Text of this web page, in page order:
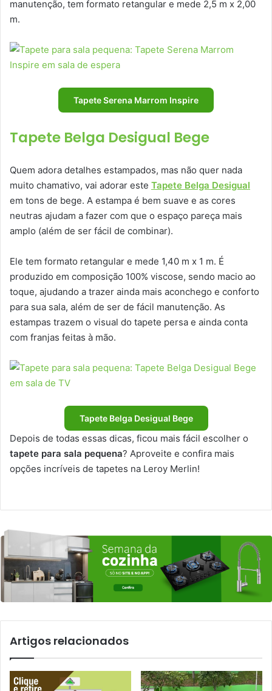
manutenção, tem formato retangular e mede 2,5 m x 2,00
m.
Tapete Serena Marrom Inspire
Tapete Belga Desigual Bege
Quem adora detalhes estampados, mas não quer nada
muito chamativo, vai adorar este Tapete Belga Desigual
em tons de bege. A estampa é bem suave e as cores
neutras ajudam a fazer com que o espaço pareça mais
amplo (além de ser fácil de combinar).
Ele tem formato retangular e mede 1,40 m x 1 m. É
produzido em composição 100% viscose, sendo macio ao
toque, ajudando a trazer ainda mais aconchego e conforto
para sua sala, além de ser de fácil manutenção. As
estampas trazem o visual do tapete persa e ainda conta
com franjas feitas à mão.
Tapete Belga Desigual Bege
Depois de todas essas dicas, ficou mais fácil escolher o
tapete para sala pequena? Aproveite e confira mais
opções incríveis de tapetes na Leroy Merlin!
Artigos relacionados